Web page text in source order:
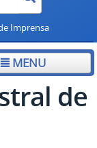
Imprensa
MENU
de